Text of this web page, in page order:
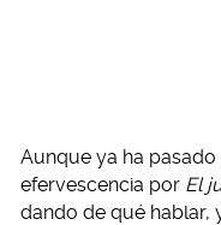
Aunque ya ha
efervescencia por El
dando de qué hablar,